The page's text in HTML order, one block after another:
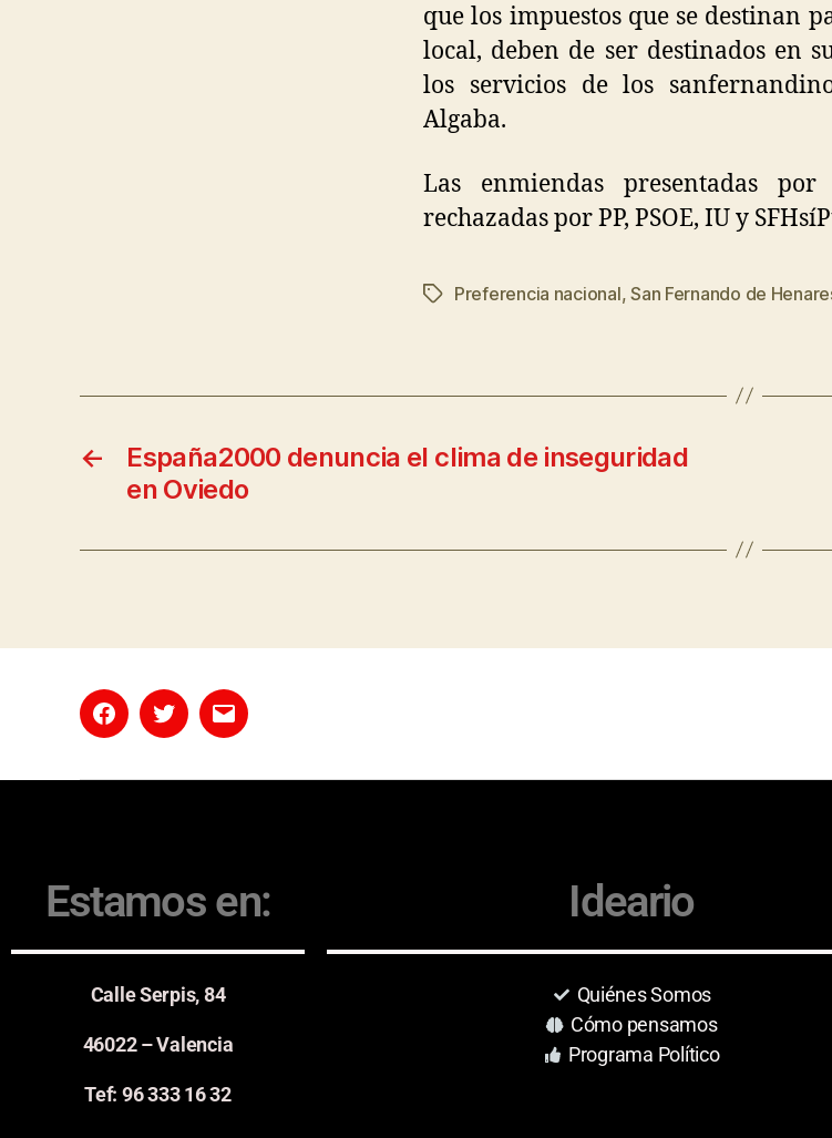
que los impuestos que se destinan
local, deben de ser destinados en
los servicios de los
Algaba.
Las enmiendas presentadas por
rechazadas por PP, PSOE, IU y
Preferencia nacional,San Fernando de
←
España2000 denuncia el clima de inseguridad
en Oviedo
Estamos en:
Calle Serpis, 84
46022 – Valencia
Tef: 96 333 16 32
Ideario
Quiénes Somos
Cómo pensamos
Programa Político